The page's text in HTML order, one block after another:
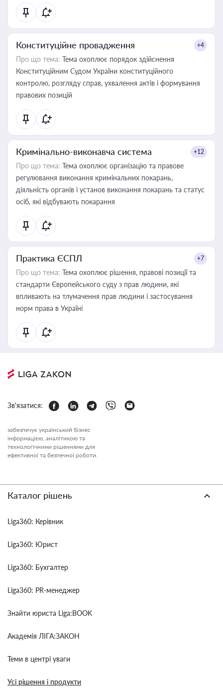
Конституційне провадження +4
Про що тема: Тема охоплює порядок здійснення
Конституційним Судом України конституційного
контролю, розгляду справ, ухвалення актів і формування
правових позицій
Кримінально-виконавча система +12
Про що тема: Тема охоплює організацію та правове
регулювання виконання кримінальних покарань,
діяльність органів і установ виконання покарань та статус
осіб, які відбувають покарання
Практика ЄСПЛ +7
Про що тема: Тема охоплює рішення, правові позиції та
стандарти Європейського суду з прав людини, які
впливають на тлумачення прав людини і застосування
норм права в Україні
Зв'язатися:
забезпечує український бізнес
інформацією, аналітикою та
технологічними рішеннями для
ефективної та безпечної роботи.
Каталог рішень
Liga360: Керівник
Liga360: Юрист
Liga360: Бухгалтер
Liga360: PR-менеджер
Знайти юриста Liga:BOOK
Академія ЛІГА:ЗАКОН
Теми в центрі уваги
Усі рішення і продукти